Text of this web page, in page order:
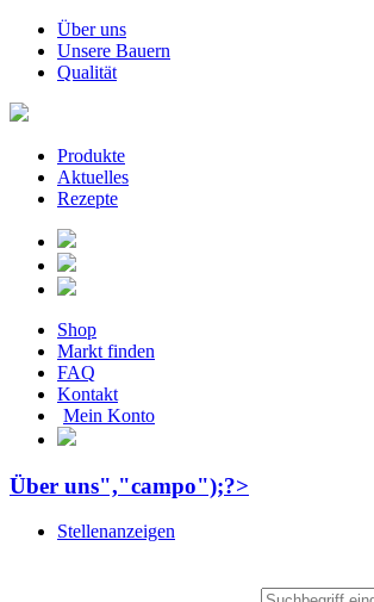
Über uns
Unsere Bauern
Qualität
Produkte
Aktuelles
Rezepte
Shop
Markt finden
FAQ
Kontakt
Mein Konto
Über uns","campo");?>
Stellenanzeigen